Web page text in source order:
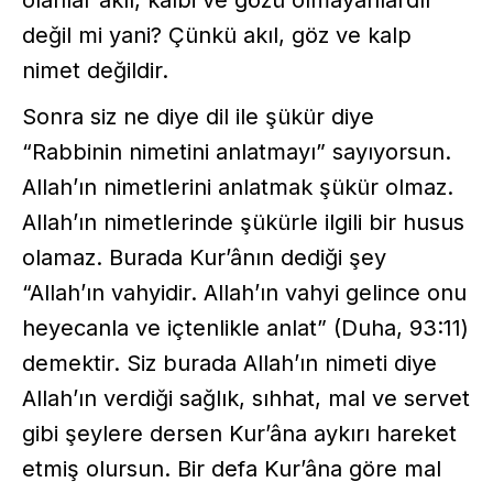
değil mi yani? Çünkü akıl, göz ve kalp
nimet değildir.
Sonra siz ne diye dil ile şükür diye
“Rabbinin nimetini anlatmayı” sayıyorsun.
Allah’ın nimetlerini anlatmak şükür olmaz.
Allah’ın nimetlerinde şükürle ilgili bir husus
olamaz. Burada Kur’ânın dediği şey
“Allah’ın vahyidir. Allah’ın vahyi gelince onu
heyecanla ve içtenlikle anlat” (Duha, 93:11)
demektir. Siz burada Allah’ın nimeti diye
Allah’ın verdiği sağlık, sıhhat, mal ve servet
gibi şeylere dersen Kur’âna aykırı hareket
etmiş olursun. Bir defa Kur’âna göre mal